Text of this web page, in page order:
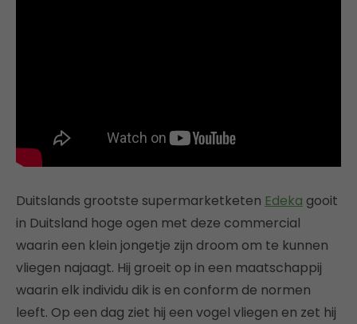
Duitslands grootste supermarketketen Edeka gooit
in Duitsland hoge ogen met deze commercial
waarin een klein jongetje zijn droom om te kunnen
vliegen najaagt. Hij groeit op in een maatschappij
waarin elk individu dik is en conform de normen
leeft. Op een dag ziet hij een vogel vliegen en zet hij